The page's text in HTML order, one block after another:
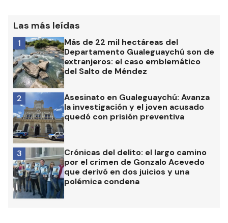
Las más leídas
Más de 22 mil hectáreas del
Departamento Gualeguaychú son de
extranjeros: el caso emblemático
del Salto de Méndez
1
Asesinato en Gualeguaychú: Avanza
la investigación y el joven acusado
quedó con prisión preventiva
2
Crónicas del delito: el largo camino
por el crimen de Gonzalo Acevedo
que derivó en dos juicios y una
polémica condena
3